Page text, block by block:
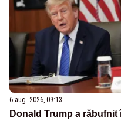
6 aug. 2026, 09:13
Donald Trump a